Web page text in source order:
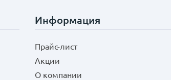
Информация
Прайс-лист
Акции
О компании